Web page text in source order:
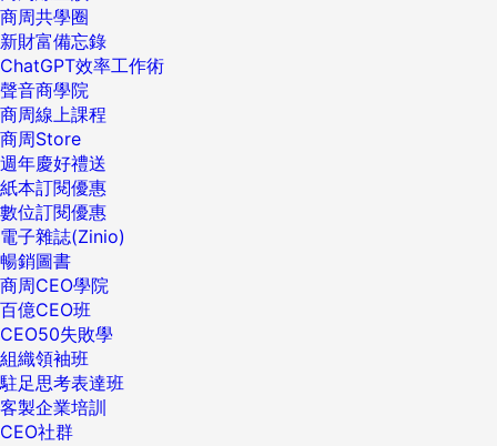
商周共學圈
新財富備忘錄
ChatGPT效率工作術
聲音商學院
商周線上課程
商周Store
週年慶好禮送
紙本訂閱優惠
數位訂閱優惠
電子雜誌(Zinio)
暢銷圖書
商周CEO學院
百億CEO班
CEO50失敗學
組織領袖班
駐足思考表達班
客製企業培訓
CEO社群